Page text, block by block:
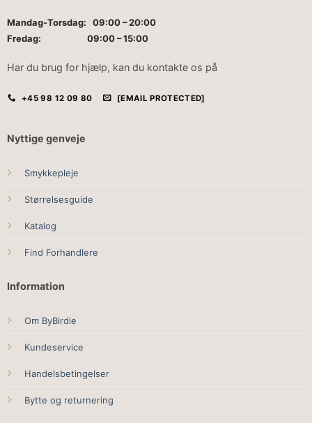
Mandag-Torsdag: 09:00 – 20:00
Fredag: 09:00 – 15:00
Har du brug for hjælp, kan du kontakte os på
+45 98 12 09 80 [EMAIL PROTECTED]
Nyttige genveje
Smykkepleje
Størrelsesguide
Katalog
Find Forhandlere
Information
Om ByBirdie
Kundeservice
Handelsbetingelser
Bytte og returnering